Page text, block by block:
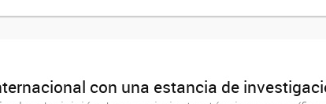
con una estancia de